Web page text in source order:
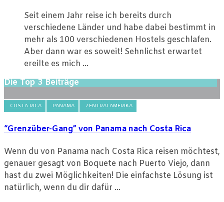
Seit einem Jahr reise ich bereits durch
verschiedene Länder und habe dabei bestimmt in
mehr als 100 verschiedenen Hostels geschlafen.
Aber dann war es soweit! Sehnlichst erwartet
ereilte es mich ...
Die Top 3 Beiträge
COSTA RICA PANAMA ZENTRALAMERIKA
“Grenzüber-Gang” von Panama nach Costa Rica
Wenn du von Panama nach Costa Rica reisen möchtest,
genauer gesagt von Boquete nach Puerto Viejo, dann
hast du zwei Möglichkeiten! Die einfachste Lösung ist
natürlich, wenn du dir dafür ...